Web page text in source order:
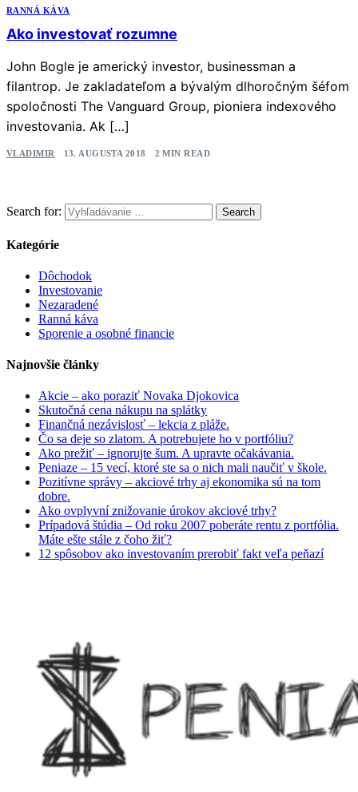
RANNÁ KÁVA
Ako investovať rozumne
John Bogle je americký investor, businessman a
filantrop. Je zakladateľom a bývalým dlhoročným šéfom
spoločnosti The Vanguard Group, pioniera indexového
investovania. Ak […]
VLADIMIR 13. AUGUSTA 2018 2 MIN READ
Search for:
Kategórie
Dôchodok
Investovanie
Nezaradené
Ranná káva
Sporenie a osobné financie
Najnovšie články
Akcie – ako poraziť Novaka Djokovica
Skutočná cena nákupu na splátky
Finančná nezávislosť – lekcia z pláže.
Čo sa deje so zlatom. A potrebujete ho v portfóliu?
Ako prežiť – ignorujte šum. A upravte očakávania.
Peniaze – 15 vecí, ktoré ste sa o nich mali naučiť v škole.
Pozitívne správy – akciové trhy aj ekonomika sú na tom
dobre.
Ako ovplyvní znižovanie úrokov akciové trhy?
Prípadová štúdia – Od roku 2007 poberáte rentu z portfólia.
Máte ešte stále z čoho žiť?
12 spôsobov ako investovaním prerobiť fakt veľa peňazí